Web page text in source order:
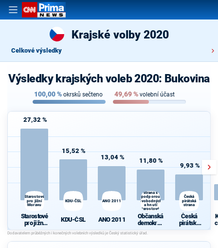
Krajské volby 2020
Celkové výsledky
Výsledky krajských voleb 2020: Bukovina
100,00% okrsků sečteno 49,69% volební účast
27,32 %
Starostové
pro jižní
Moravu
Starostové
pro jižní
Moravu
15,52 %
KDU-ČSL
KDU-ČSL
13,04 %
ANO 2011
ANO 2011
11,80 %
strana s
podporou
Svobodných
a hnutí
Starostové a
osobnosti
pro Moravu
Občanská
demokrati
cká strana
s podporou
Svobodný
9,93 %
Česká
pirátská
strana
Česká
pirátská
strana